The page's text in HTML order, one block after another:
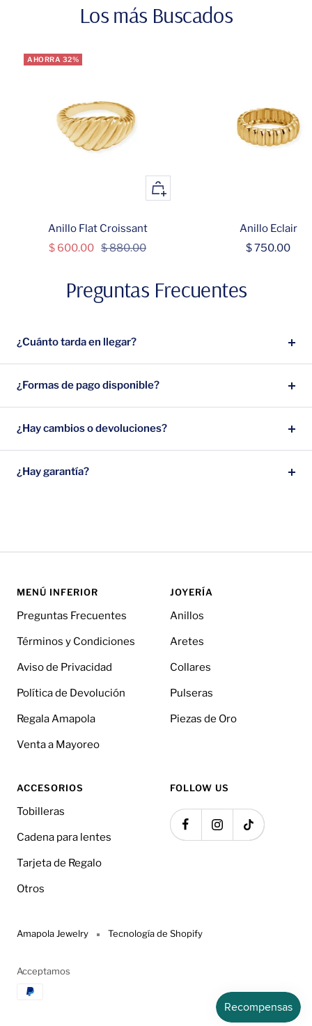
Los más Buscados
AHORRA 32%
+
Anillo Flat Croissant
Precio
venta
$ 600.00 Precio
$ 880.00
Anillo Eclair
Precio
$ 750.00
Preguntas Frecuentes
¿Cuánto tarda en llegar?
¿Formas de pago disponible?
¿Hay cambios o devoluciones?
¿Hay garantía?
MENÚ INFERIOR
Preguntas Frecuentes
Términos y Condiciones
Aviso de Privacidad
Política de Devolución
Regala Amapola
Venta a Mayoreo
JOYERÍA
Anillos
Aretes
Collares
Pulseras
Piezas de Oro
ACCESORIOS
Tobilleras
Cadena para lentes
Tarjeta de Regalo
Otros
FOLLOW US
Amapola Jewelry Tecnología de Shopify
Acceptamos